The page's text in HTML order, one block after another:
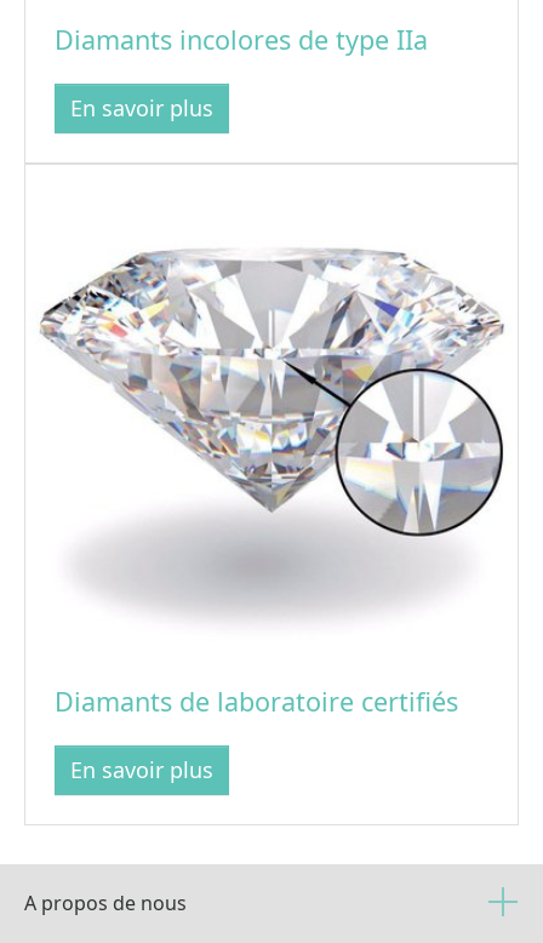
Diamants incolores de type IIa
En savoir plus
Diamants de laboratoire certifiés
En savoir plus
A propos de nous